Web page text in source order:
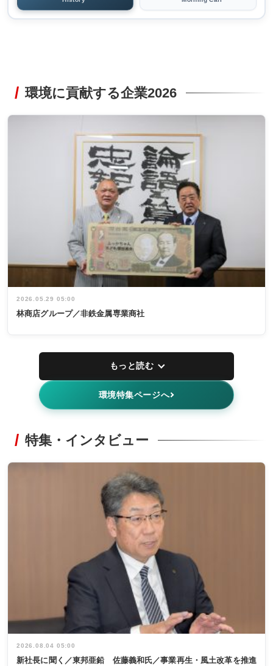
環境に貢献する企業2026
2026.05.29 05:00
林商店グループ／非鉄金属専業商社
もっと読む
環境特集ページへ
特集・インタビュー
2026.08.04 05:00
新社長に聞く／東邦亜鉛 佐藤義和氏／事業再生・風土改革を推進